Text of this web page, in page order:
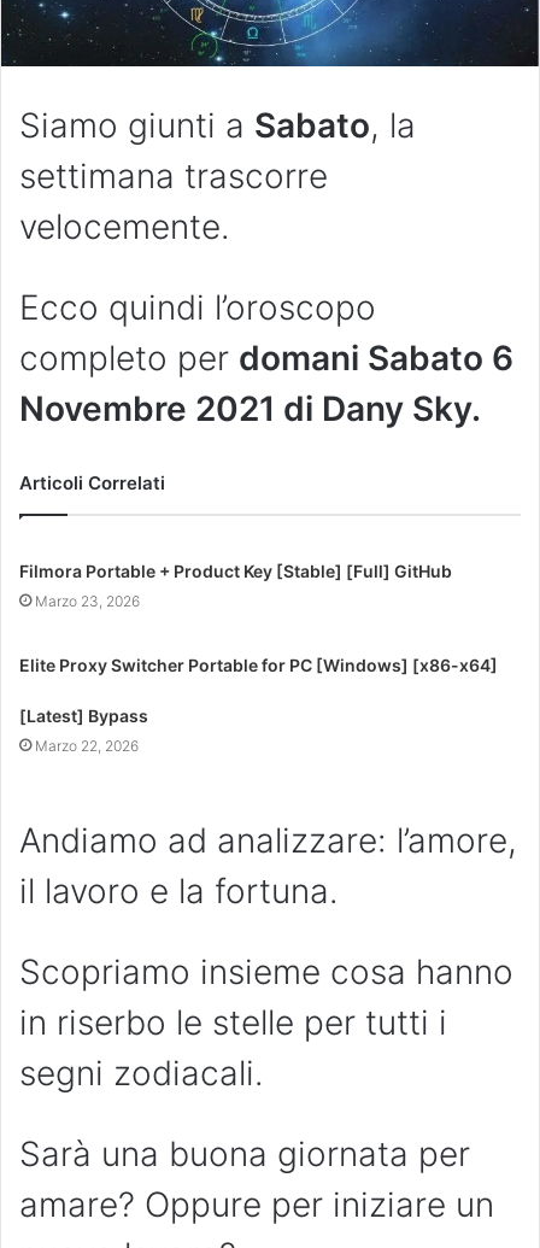
Siamo giunti a Sabato, la
settimana trascorre
velocemente.
Ecco quindi l’oroscopo
completo per domani Sabato 6
Novembre 2021 di Dany Sky.
Articoli Correlati
Filmora Portable + Product Key [Stable] [Full] GitHub
Marzo 23, 2026
Elite Proxy Switcher Portable for PC [Windows] [x86-x64]
[Latest] Bypass
Marzo 22, 2026
Andiamo ad analizzare: l’amore,
il lavoro e la fortuna.
Scopriamo insieme cosa hanno
in riserbo le stelle per tutti i
segni zodiacali.
Sarà una buona giornata per
amare? Oppure per iniziare un